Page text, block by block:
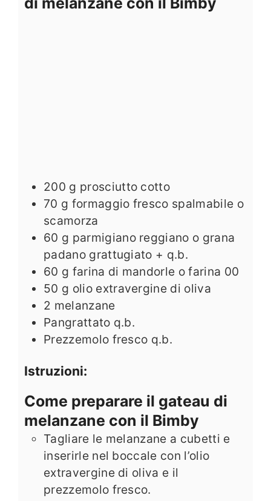
200 g prosciutto cotto
70 g formaggio fresco spalmabile o
scamorza
60 g parmigiano reggiano o grana
padano grattugiato + q.b.
60 g farina di mandorle o farina 00
50 g olio extravergine di oliva
2 melanzane
Pangrattato q.b.
Prezzemolo fresco q.b.
Istruzioni:
Come preparare il gateau di
melanzane con il Bimby
Tagliare le melanzane a cubetti e
inserirle nel boccale con l’olio
extravergine di oliva e il
prezzemolo fresco.